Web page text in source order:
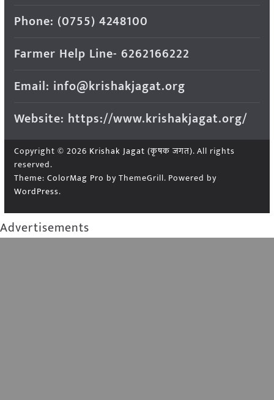
Phone: (0755) 4248100
Farmer Help Line- 6262166222
Email: info@krishakjagat.org
Website: https://www.krishakjagat.org/
Copyright © 2026 Krishak Jagat (कृषक जगत). All rights
reserved.
Theme: ColorMag Pro by ThemeGrill. Powered by
WordPress.
Advertisements